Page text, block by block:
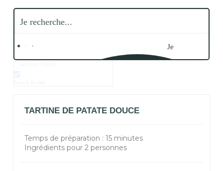
Je
TARTINE DE PATATE DOUCE
Temps de préparation : 15 minutes
Ingrédients pour 2 personnes